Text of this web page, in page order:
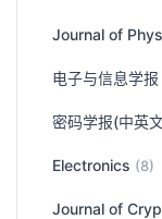
Journal of
电子与信息学报
密码学报(中英
Electronics (8)
Journal of